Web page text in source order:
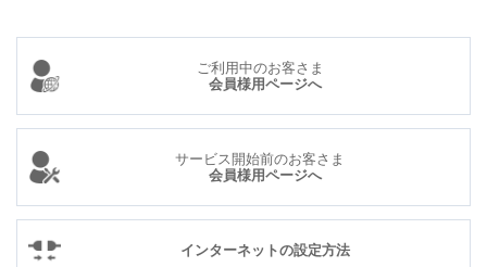
ご利用中のお客さま
会員様用ページへ
サービス開始前のお客さま
会員様用ページへ
インターネットの設定方法